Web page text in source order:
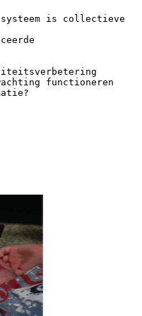
systeem is collectieve
functioneren